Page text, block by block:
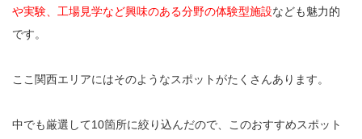
や実験、工場見学など興味のある分野の体験型施設なども魅力的
です。
ここ関西エリアにはそのようなスポットがたくさんあります。
中でも厳選して10箇所に絞り込んだので、このおすすめスポット